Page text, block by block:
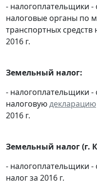
- налогоплательщики -
налоговые органы по
транспортных средств
2016 г.
Земельный налог:
- налогоплательщики -
налоговуюдекларацию
2016 г.
Земельный налог (г.
- налогоплательщики -
налог за 2016 г.